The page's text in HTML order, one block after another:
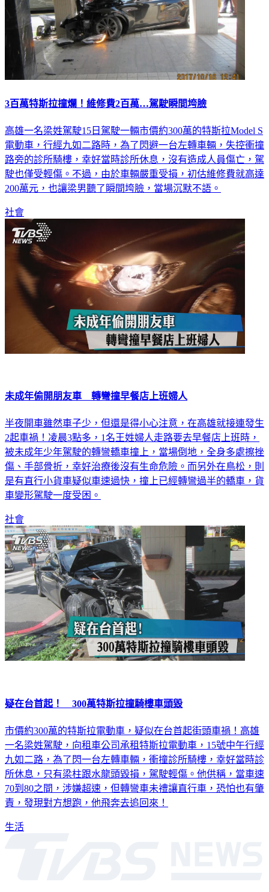
3百萬特斯拉撞爛！維修費2百萬…駕駛瞬間垮臉
高雄一名梁姓駕駛15日駕駛一輛市價約300萬的特斯拉Model S
電動車，行經九如二路時，為了閃避一台左轉車輛，失控衝撞
路旁的診所騎樓，幸好當時診所休息，沒有造成人員傷亡，駕
駛也僅受輕傷。不過，由於車輛嚴重受損，初估維修費就高達
200萬元，也讓梁男聽了瞬間垮臉，當場沉默不語。
社會
未成年偷開朋友車 轉彎撞早餐店上班婦人
半夜開車雖然車子少，但還是得小心注意，在高雄就接連發生
2起車禍！凌晨3點多，1名王姓婦人走路要去早餐店上班時，
被未成年少年駕駛的轉彎轎車撞上，當場倒地，全身多處擦挫
傷、手部骨折，幸好治療後沒有生命危險。而另外在鳥松，則
是有直行小貨車疑似車速過快，撞上已經轉彎過半的轎車，貨
車變形駕駛一度受困。
社會
疑在台首起！ 300萬特斯拉撞騎樓車頭毀
市價約300萬的特斯拉電動車，疑似在台首起街頭車禍！高雄
一名梁姓駕駛，向租車公司承租特斯拉電動車，15號中午行經
九如二路，為了閃一台左轉車輛，衝撞診所騎樓，幸好當時診
所休息，只有梁柱跟水龍頭毀損，駕駛輕傷。他供稱，當車速
70到80之間，涉嫌超速，但轉彎車未禮讓直行車，恐怕也有肇
責，發現對方想跑，他飛奔去追回來！
生活